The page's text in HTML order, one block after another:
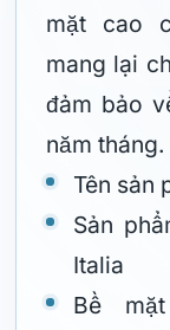
mặt cao
mang lại
đảm bảo
năm tháng.
Tên sản
Sản
Italia
Bề